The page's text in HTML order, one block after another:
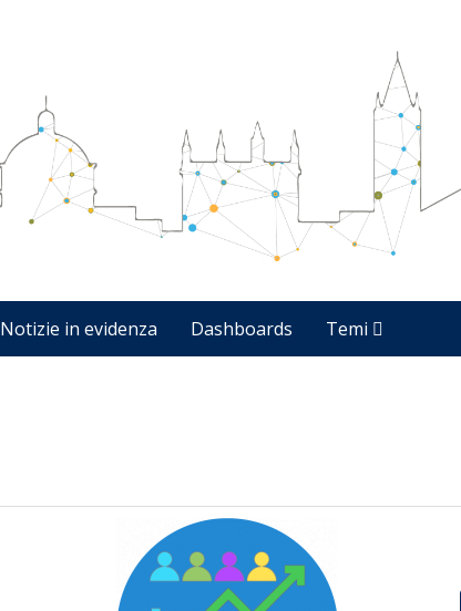
Notizie in evidenza Dashboards Temi